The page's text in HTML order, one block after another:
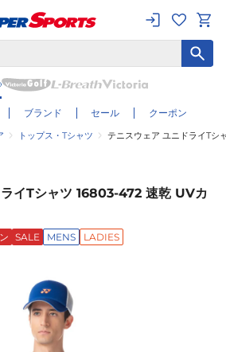
ブランド セール クーポン
トップス・Tシャツ テニスウェア ユニドライTシ
イTシャツ 16803-472 速乾 UVカ
SALE MENS LADIES